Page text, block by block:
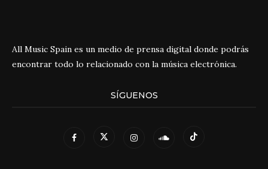
All Music Spain es un medio de prensa digital donde podrás
encontrar todo lo relacionado con la música electrónica.
SÍGUENOS